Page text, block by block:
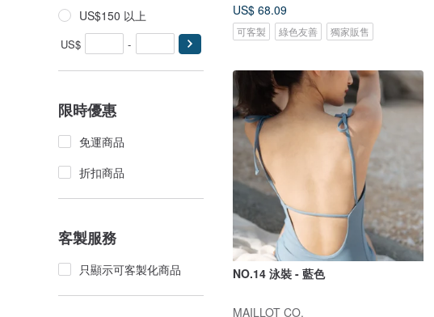
US$150 以上
US$ -
限時優惠
免運商品
折扣商品
客製服務
只顯示可客製化商品
US$ 68.09
可客製 綠色友善 獨家販售
NO.14 泳裝 - 藍色
MAILLOT CO.